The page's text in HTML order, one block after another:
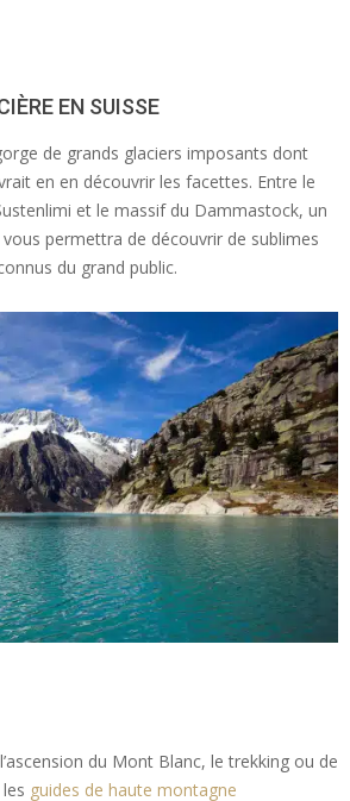
EN SUISSE
de grands glaciers imposants dont
en en découvrir les facettes. Entre le
et le massif du Dammastock, un
permettra de découvrir de sublimes
du grand public.
du Mont Blanc, le trekking ou de
guides de haute montagne